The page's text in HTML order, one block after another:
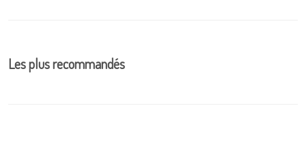
Les plus recommandés